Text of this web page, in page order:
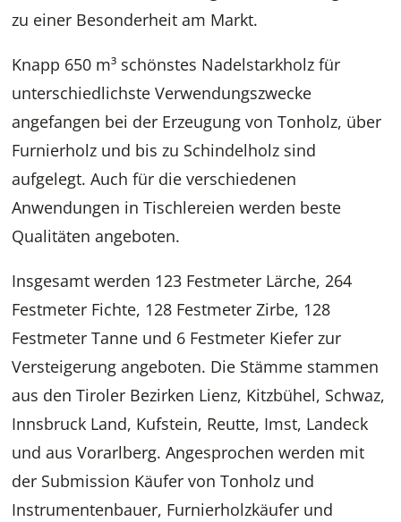
zu einer Besonderheit am Markt.
Knapp 650 m³ schönstes Nadelstarkholz für
unterschiedlichste Verwendungszwecke
angefangen bei der Erzeugung von Tonholz, über
Furnierholz und bis zu Schindelholz sind
aufgelegt. Auch für die verschiedenen
Anwendungen in Tischlereien werden beste
Qualitäten angeboten.
Insgesamt werden 123 Festmeter Lärche, 264
Festmeter Fichte, 128 Festmeter Zirbe, 128
Festmeter Tanne und 6 Festmeter Kiefer zur
Versteigerung angeboten. Die Stämme stammen
aus den Tiroler Bezirken Lienz, Kitzbühel, Schwaz,
Innsbruck Land, Kufstein, Reutte, Imst, Landeck
und aus Vorarlberg. Angesprochen werden mit
der Submission Käufer von Tonholz und
Instrumentenbauer, Furnierholzkäufer und